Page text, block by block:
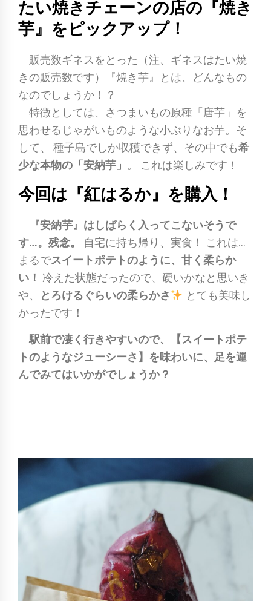
たい焼きチェーンの店の『焼き
芋』をピックアップ！
販売数ギネスをとった（注、ギネスはたい焼
きの販売数です）『焼き芋』とは、どんなもの
なのでしょうか！？
特徴としては、さつまいもの原種「唐芋」を
思わせるじゃがいものような小ぶりなお芋。そ
して、 種子島でしか収穫できず、その中でも希
少な本物の「安納芋」 。 これは楽しみです！
今回は『紅はるか』を購入！
『安納芋』はしばらく入ってこないそうで
す…。残念。
自宅に持ち帰り、実食！ これは…
まるでスイートポテトのように、甘く柔らか
い！ 冷えた状態だったので、硬いかなと思いき
や、
とろけるぐらいの柔らかさ
とても美味し
かったです！
駅前で凄く行きやすいので、【スイートポテ
トのようなジューシーさ】を味わいに、足を運
んでみてはいかがでしょうか？